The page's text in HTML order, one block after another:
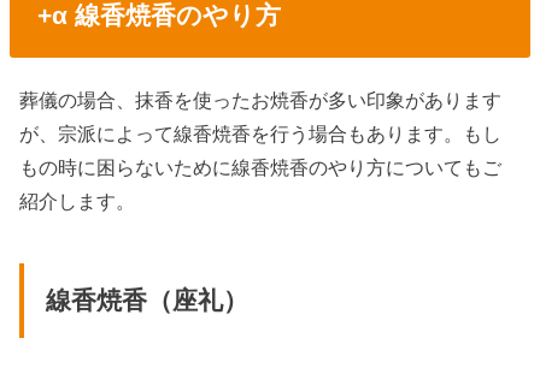
+α 線香焼香のやり方
葬儀の場合、抹香を使ったお焼香が多い印象があります
が、宗派によって線香焼香を行う場合もあります。もし
もの時に困らないために線香焼香のやり方についてもご
紹介します。
線香焼香（座礼）